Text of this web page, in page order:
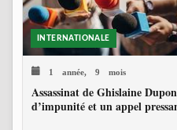
INTERNATIONALE
1 année, 9 mois
Assassinat de Ghislaine
d’impunité et un appel